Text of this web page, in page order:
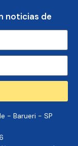
noticias de
- Barueri - SP